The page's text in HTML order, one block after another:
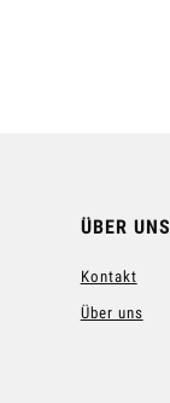
ÜBER UNS
Kontakt
Über uns